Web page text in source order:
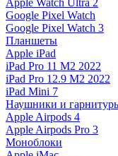
Apple Watch Ultra 2
Google Pixel Watch
Google Pixel Watch 3
Планшеты
Apple iPad
iPad Pro 11 M2 2022
iPad Pro 12.9 M2 2022
iPad Mini 7
Наушники и
Apple Airpods 4
Apple Airpods Pro 3
Моноблоки